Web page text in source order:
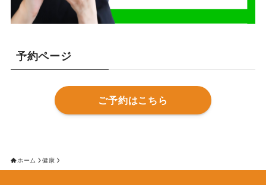
予約ページ
ご予約はこちら
ホーム 健康